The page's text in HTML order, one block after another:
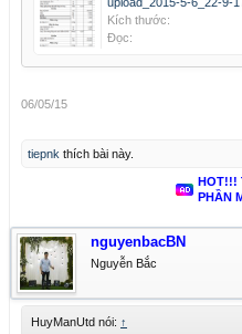
Kích thước:
Đọc:
06/05/15
tiepnk thích bài này.
HOT!!!
PHẦN
nguyenbacBN
Nguyễn Bắc
HuyManUtd nói: ↑